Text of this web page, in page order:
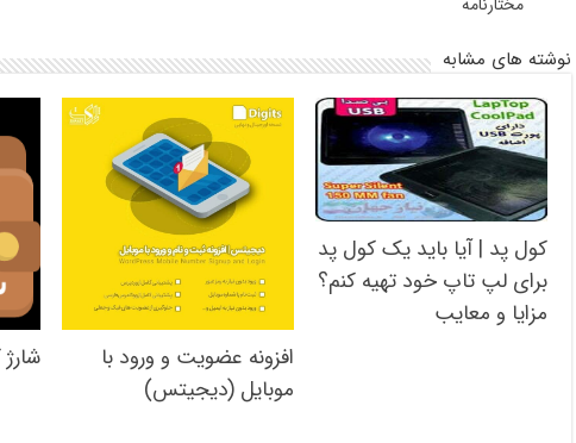
نوشته های مشابه
کول پد | آیا باید یک کول پد
برای لپ تاپ خود تهیه کنم؟
مزایا و معایب
افزونه عضویت و ورود با
موبایل (دیجیتس)